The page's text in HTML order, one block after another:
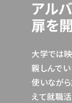
アル
扉を
大学では
親しんでい
使いなが
えて就職